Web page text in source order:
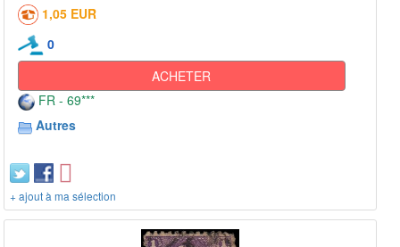
1,05 EUR
0
ACHETER
FR - 69***
Autres
+ ajout à ma sélection